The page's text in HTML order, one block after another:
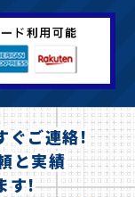
ぐご連絡!
と実績
す!